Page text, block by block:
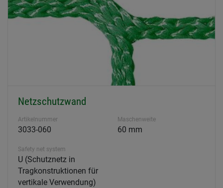
Netzschutzwand
Artikelnummer
3033-060
Maschenweite
60 mm
Safety net system
U (Schutznetz in
Tragkonstruktionen für
vertikale Verwendung)